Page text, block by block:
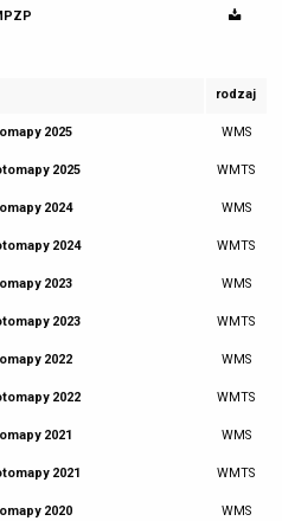
rodzaj
2025 WMS
2025 WMTS
2024 WMS
2024 WMTS
2023 WMS
2023 WMTS
2022 WMS
2022 WMTS
2021 WMS
2021 WMTS
2020 WMS